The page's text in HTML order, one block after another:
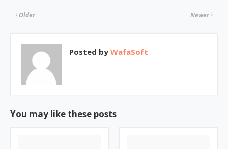
Newer
Older
Posted by WafaSoft
You may like these posts